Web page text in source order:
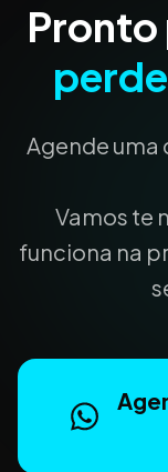
Pronto
Agende
Vamos te
funciona na